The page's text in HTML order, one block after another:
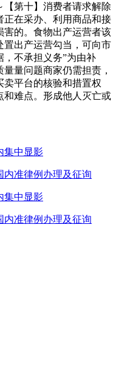
【第十】消费者请求解除
正在采办、利用商品和接
害的。食物出产运营者该
置出产运营勾当，可向市
不承担义务”为由补
量问题商家仍需担责，
平台的核验和措置权
和难点。形成他人灭亡或
集中显影
内准律例办理及征询
集中显影
内准律例办理及征询